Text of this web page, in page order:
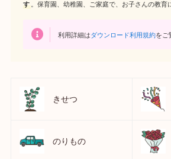
す 。保育園、幼稚園、ご家庭で、お子さんの教育
利用詳細はダウンロード利用規約をご
きせつ
のりもの